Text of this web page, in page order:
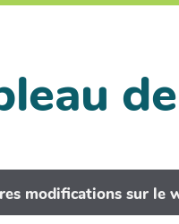
modifications sur le